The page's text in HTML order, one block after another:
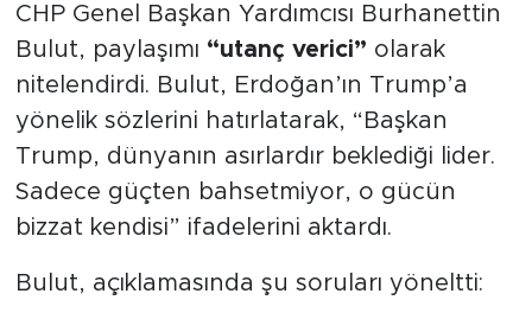
CHP Genel Başkan Yardımcısı Burhanettin
Bulut, paylaşımı “utanç verici” olarak
nitelendirdi. Bulut, Erdoğan’ın Trump’a
yönelik sözlerini hatırlatarak, “Başkan
Trump, dünyanın asırlardır beklediği lider.
Sadece güçten bahsetmiyor, o gücün
bizzat kendisi” ifadelerini aktardı.
Bulut, açıklamasında şu soruları yöneltti: